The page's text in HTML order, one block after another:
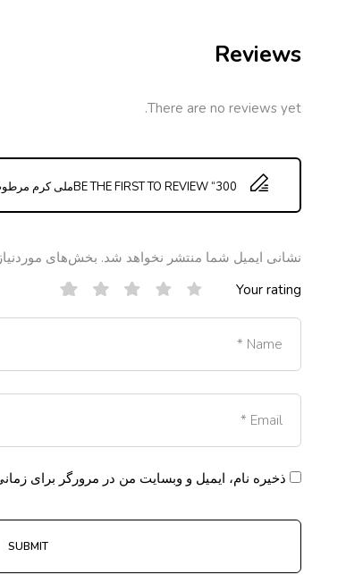
Reviews
There are no reviews yet.
BE THE FIRST TO REVIEW “300ملی کرم مرطوب کننده آرگان ناریال”
نشانی ایمیل شما منتشر نخواهد شد. بخش‌های
Your rating
ذخیره نام، ایمیل و وبسایت من در مرورگر برای